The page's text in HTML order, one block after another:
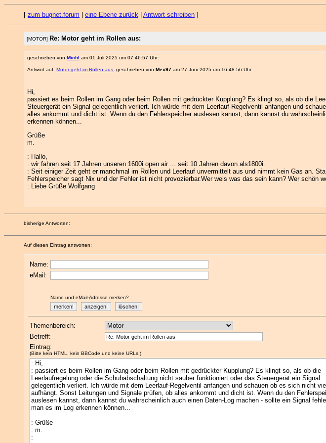
[ zum bugnet.forum eine Ebene zurück Antwort schreiben ]
[MOTOR] Re: Motor geht im Rollen aus:
geschrieben von Michl am 01.Juli 2025 um 07:46:57 Uhr:
Antwort auf: Motor geht im Rollen aus , geschrieben von Mex97 am 27.Juni 2025 um 16:48:56 Uhr:
Hi,
passiert es beim Rollen im Gang oder beim Rollen mit gedrückter Kupplung? Es klingt so, als ob die
Steuergerät ein Signal gelegentlich verliert. Ich würde mit dem Leerlauf-Regelventil anfangen und
alles ankommt und dicht ist. Wenn du den Fehlerspeicher auslesen kannst, dann kannst du
erkennen können...
Grüße
m.
: Hallo,
: wir fahren seit 17 Jahren unseren 1600i open air ... seit 10 Jahren davon als1800i.
: Seit einiger Zeit geht er manchmal im Rollen und Leerlauf unvermittelt aus und nimmt kein Gas an.
Fehlerspeicher sagt Nix und der Fehler ist nicht provozierbar.Wer weis was das sein kann? Wer schön
: Liebe Grüße Wolfgang
bisherige Antworten:
Auf diesen Eintrag antworten:
Name:
eMail:
Name und eMail-Adresse merken?
Themenbereich:
Betreff:
Eintrag:
(Bitte kein HTML, kein BBCode und keine URLs.)